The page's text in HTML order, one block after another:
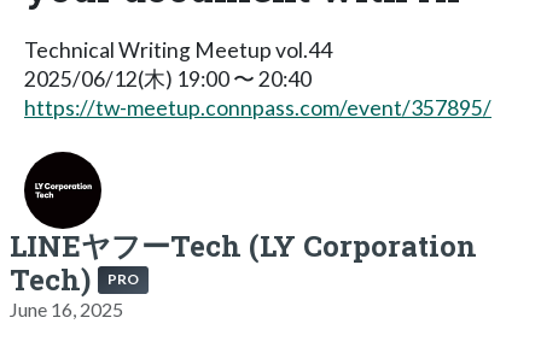
Technical Writing Meetup vol.44
2025/06/12(木) 19:00 〜 20:40
https://tw-meetup.connpass.com/event/357895/
LINEヤフーTech (LY Corporation
Tech)
PRO
June 16, 2025